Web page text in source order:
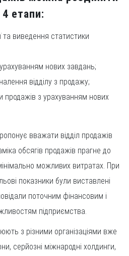
4 етапи:
та виведення статистики
нових завдань;
відділу з продажу;
продажів з урахуванням нових
вважати відділ продажів
обсягів продажів прагне до
можливих витратах. При
показники були виставлені
поточним фінансовим і
підприємства.
з різними організаціями вже
серйозні міжнародні холдинги,